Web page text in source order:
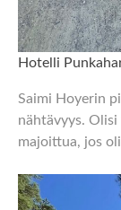
Hotelli
Saimi Hoyerin
nähtävyys.
majoittua, jos